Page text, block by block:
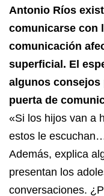
Antonio Ríos
comunicarse con
comunicación
superficial. El
algunos consejos
puerta de
«Si los hijos van a
estos le
Además, explica
presentan los
conversaciones.